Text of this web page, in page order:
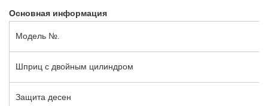
Основная информация
Модель №.
Шприц с двойным цилиндром
Защита десен